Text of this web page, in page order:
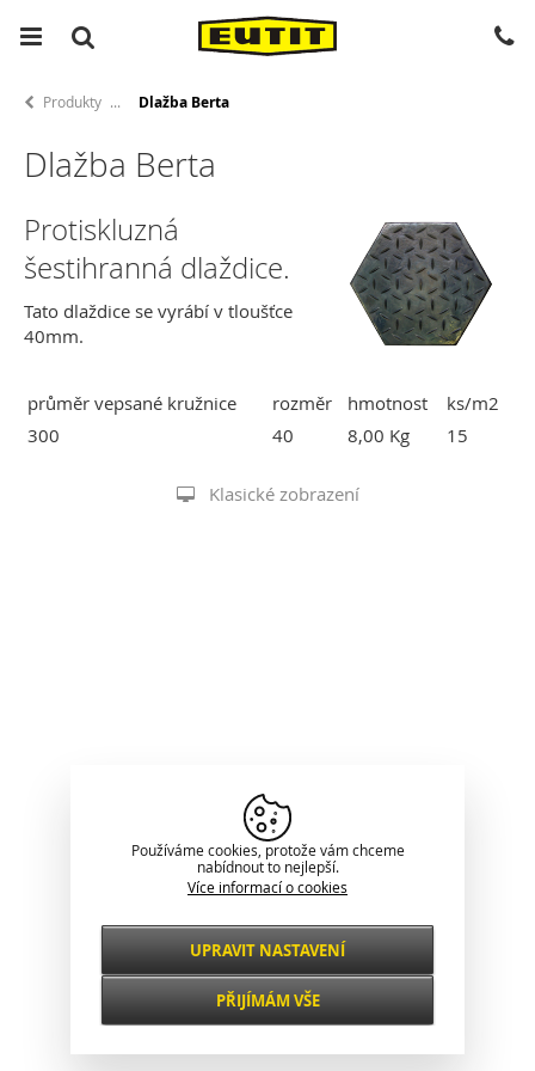
Produkty Dlažba Berta
Dlažba Berta
Protiskluzná
šestihranná dlaždice.
Tato dlaždice se vyrábí v tloušťce
40mm.
průměr vepsané kružnice rozměr hmotnost
ks/m2
300
40 8,00 Kg 15
Klasické zobrazení
Používáme cookies, protože vám chceme
nabídnout to nejlepší.
Více informací o cookies
Nezbytné
VŽDY AKTIVNÍ
Funkční a
UPRAVIT NASTAVENÍ
PŘIJÍMÁM VŠE